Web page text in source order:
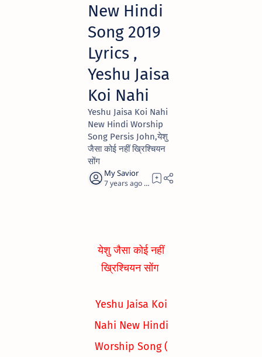
New Hindi
Song 2019
Lyrics ,
Yeshu Jaisa
Koi Nahi
Yeshu Jaisa Koi Nahi
New Hindi Worship
Song Persis John,येशु
जैसा कोई नहीं ख्रिश्चियन
सोंग
7 years ago 1
येशु जैसा कोई नहीं
ख्रिश्चियन सोंग
Yeshu Jaisa Koi
Nahi New Hindi
Worship Song (